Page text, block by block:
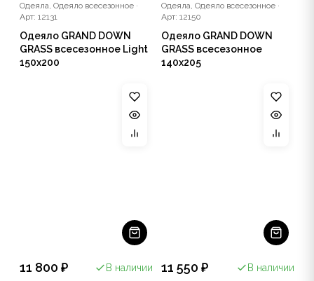
Одеяла, Одеяло всесезонное ·
Арт: 12131
Одеяло GRAND DOWN
GRASS всесезонное Light
150x200
Одеяла, Одеяло всесезонное ·
Арт: 12150
Одеяло GRAND DOWN
GRASS всесезонное
140x205
11 800 ₽ В наличии 11 550 ₽ В наличии